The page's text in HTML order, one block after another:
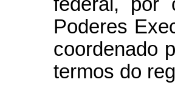
federal, por
Poderes
coordenado
termos do